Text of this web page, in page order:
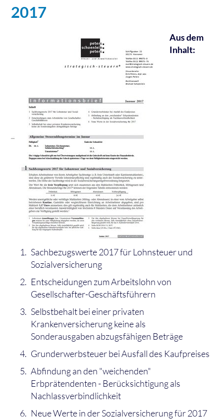
2017
Aus dem
Inhalt:
Sachbezugswerte 2017 für Lohnsteuer und
Sozialversicherung
Entscheidungen zum Arbeitslohn von
Gesellschafter-Geschäftsführern
Selbstbehalt bei einer privaten
Krankenversicherung keine als
Sonderausgaben abzugsfähigen Beträge
Grunderwerbsteuer bei Ausfall des Kaufpreises
Abfindung an den "weichenden"
Erbprätendenten - Berücksichtigung als
Nachlassverbindlichkeit
Neue Werte in der Sozialversicherung für 2017